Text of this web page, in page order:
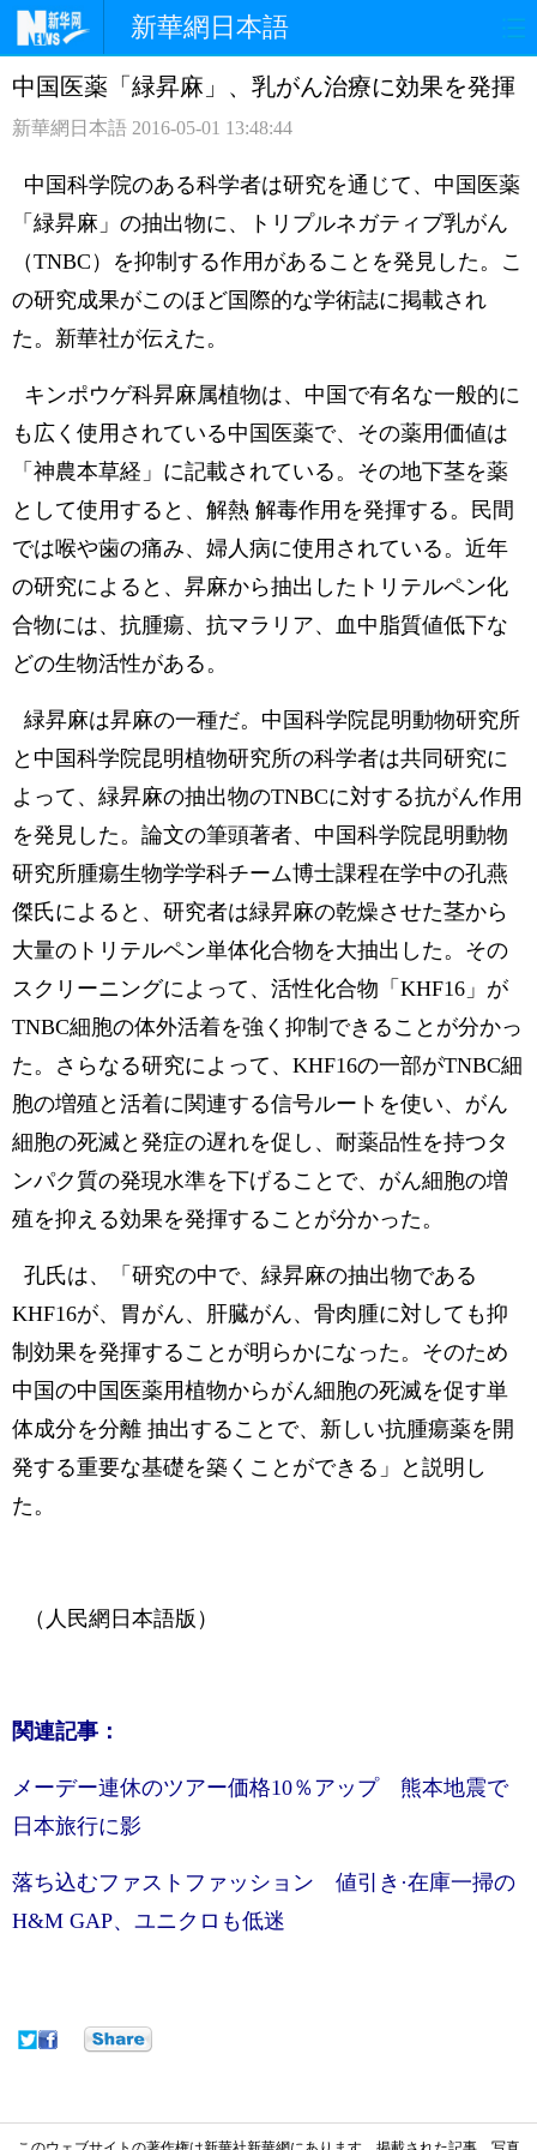
新華網日本語
ホームページ 政治 経済
観光 評論 写真
中日対訳
中国医薬「緑昇麻」、乳がん治療に効果を発揮
新華網日本語 2016-05-01 13:48:44
中国科学院のある科学者は研究を通じて、中国医薬
「緑昇麻」の抽出物に、トリプルネガティブ乳がん
（TNBC）を抑制する作用があることを発見した。こ
の研究成果がこのほど国際的な学術誌に掲載され
た。新華社が伝えた。
キンポウゲ科昇麻属植物は、中国で有名な一般的に
も広く使用されている中国医薬で、その薬用価値は
「神農本草経」に記載されている。その地下茎を薬
として使用すると、解熱 解毒作用を発揮する。民間
では喉や歯の痛み、婦人病に使用されている。近年
の研究によると、昇麻から抽出したトリテルペン化
合物には、抗腫瘍、抗マラリア、血中脂質値低下な
どの生物活性がある。
緑昇麻は昇麻の一種だ。中国科学院昆明動物研究所
と中国科学院昆明植物研究所の科学者は共同研究に
よって、緑昇麻の抽出物のTNBCに対する抗がん作用
を発見した。論文の筆頭著者、中国科学院昆明動物
研究所腫瘍生物学学科チーム博士課程在学中の孔燕
傑氏によると、研究者は緑昇麻の乾燥させた茎から
大量のトリテルペン単体化合物を大抽出した。その
スクリーニングによって、活性化合物「KHF16」が
TNBC細胞の体外活着を強く抑制できることが分かっ
た。さらなる研究によって、KHF16の一部がTNBC細
胞の増殖と活着に関連する信号ルートを使い、がん
細胞の死滅と発症の遅れを促し、耐薬品性を持つタ
ンパク質の発現水準を下げることで、がん細胞の増
殖を抑える効果を発揮することが分かった。
孔氏は、「研究の中で、緑昇麻の抽出物である
KHF16が、胃がん、肝臓がん、骨肉腫に対しても抑
制効果を発揮することが明らかになった。そのため
中国の中国医薬用植物からがん細胞の死滅を促す単
体成分を分離 抽出することで、新しい抗腫瘍薬を開
発する重要な基礎を築くことができる」と説明し
た。
（人民網日本語版）
関連記事：
メーデー連休のツアー価格10％アップ 熊本地震で
日本旅行に影
落ち込むファストファッション 値引き·在庫一掃の
H&M GAP、ユニクロも低迷